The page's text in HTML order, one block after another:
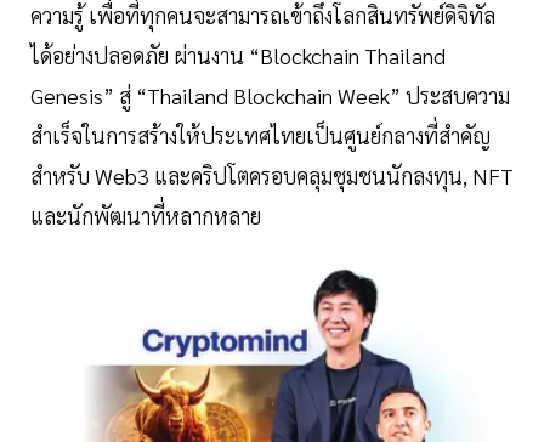
ความรู้ เพื่อที่ทุกคนจะสามารถเข้าถึงโลกสินทรัพย์ดิจิทัล
ได้อย่างปลอดภัย ผ่านงาน “Blockchain Thailand
Genesis” สู่ “Thailand Blockchain Week” ประสบความ
สำเร็จในการสร้างให้ประเทศไทยเป็นศูนย์กลางที่สำคัญ
สำหรับ Web3 และคริปโตครอบคลุมชุมชนนักลงทุน, NFT
และนักพัฒนาที่หลากหลาย